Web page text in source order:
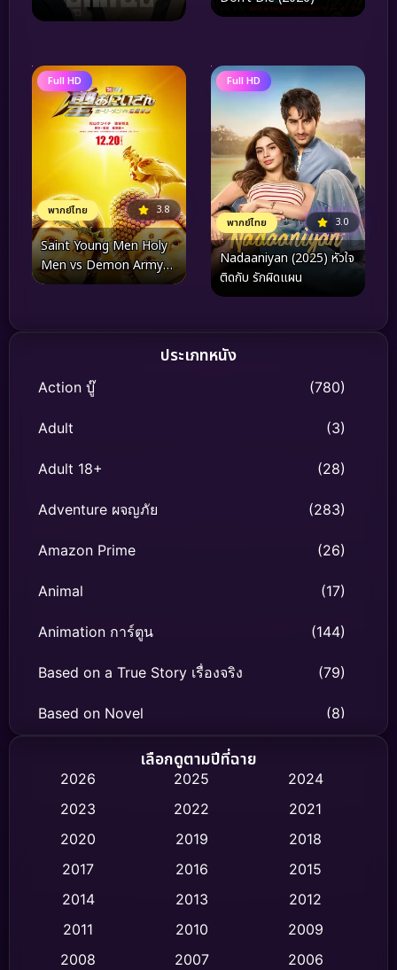
Full HD
พากย์ไทย 3.8
Saint Young Men Holy
Men vs Demon Army
(2024) ศาสดาลาพักร้อน
Full HD
พากย์ไทย 3.0
Nadaaniyan (2025) หัวใจ
ติดกับ รักผิดแผน
ประเภทหนัง
Action บู๊ (780)
Adult (3)
Adult 18+ (28)
Adventure ผจญภัย (283)
Amazon Prime (26)
Animal (17)
Animation การ์ตูน (144)
Based on a True Story เรื่องจริง (79)
Based on Novel (8)
Biography ชีวิตจริง
Classic หนังคลาสสิก (47)
Comedy ตลก (454)
Crime อาชญากรรม (532)
เลือกดูตามปีที่ฉาย
2026 2025
2024
2023
2022
2021
2020
2019
2018
2017
2016
2015
2014
2013
2012
2011
2010
2009
2008
2007
2006